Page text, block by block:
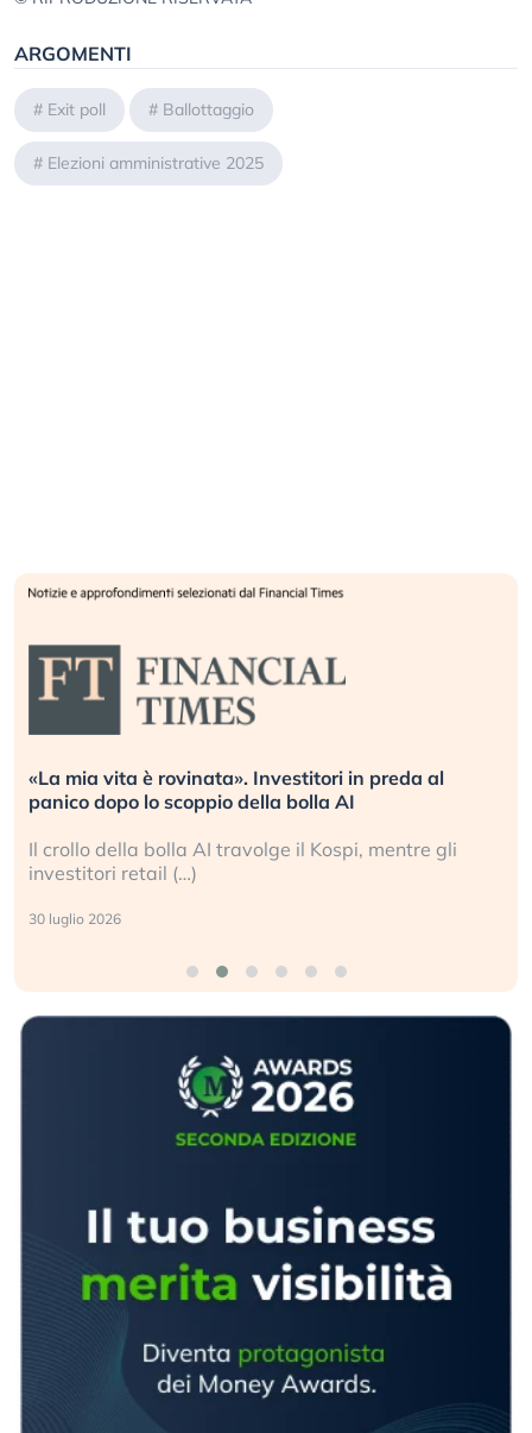
ARGOMENTI
# Exit poll # Ballottaggio
# Elezioni amministrative 2025
«La mia vita è rovinata». Investitori in preda al
panico dopo lo scoppio della bolla AI
Il crollo della bolla AI travolge il Kospi, mentre gli
investitori retail (…)
30 luglio 2026